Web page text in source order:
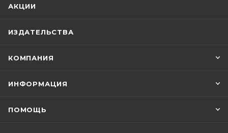
АКЦИИ
ИЗДАТЕЛЬСТВА
КОМПАНИЯ
ИНФОРМАЦИЯ
ПОМОЩЬ